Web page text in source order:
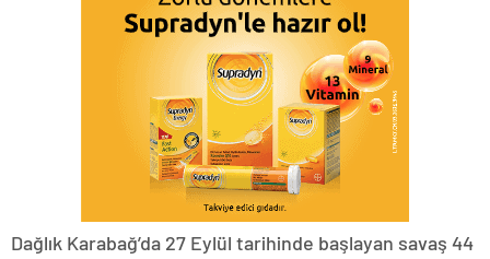
Dağlık Karabağ’da 27 Eylül tarihinde başlayan savaş 44